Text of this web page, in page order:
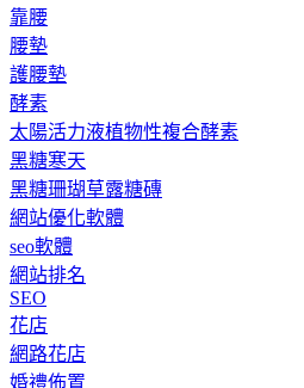
靠腰
腰墊
護腰墊
酵素
太陽活力液植物性複合酵素
黑糖寒天
黑糖珊瑚草露糖磚
網站優化軟體
seo軟體
網站排名
SEO
花店
網路花店
婚禮佈置